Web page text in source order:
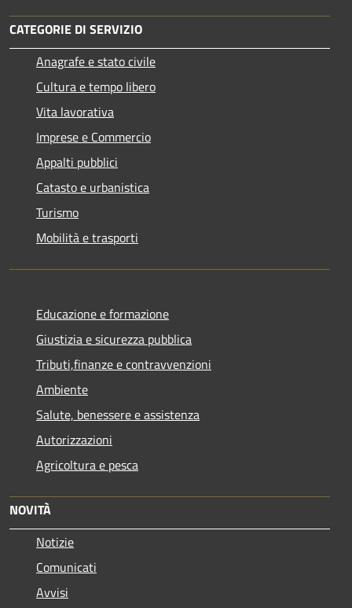
CATEGORIE DI SERVIZIO
Anagrafe e stato civile
Cultura e tempo libero
Vita lavorativa
Imprese e Commercio
Appalti pubblici
Catasto e urbanistica
Turismo
Mobilità e trasporti
Educazione e formazione
Giustizia e sicurezza pubblica
Tributi,finanze e contravvenzioni
Ambiente
Salute, benessere e assistenza
Autorizzazioni
Agricoltura e pesca
NOVITÀ
Notizie
Comunicati
Avvisi